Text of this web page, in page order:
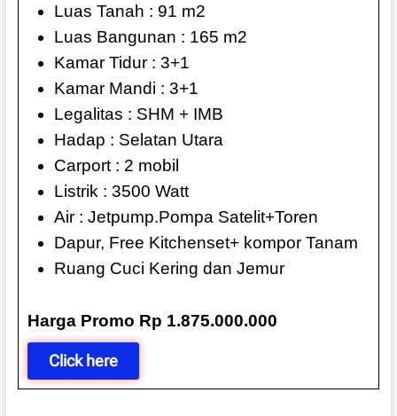
Luas Tanah : 91 m2
Luas Bangunan : 165 m2
Kamar Tidur : 3+1
Kamar Mandi : 3+1
Legalitas : SHM + IMB
Hadap : Selatan Utara
Carport : 2 mobil
Listrik : 3500 Watt
Air : Jetpump.Pompa Satelit+Toren
Dapur, Free Kitchenset+ kompor Tanam
Ruang Cuci Kering dan Jemur
Harga Promo Rp 1.875.000.000
Click here